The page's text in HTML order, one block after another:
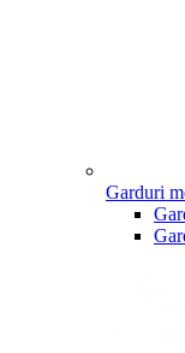
Garduri